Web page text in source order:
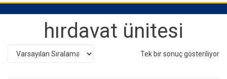
hırdavat ünitesi
Tek bir sonuç gösteriliyor